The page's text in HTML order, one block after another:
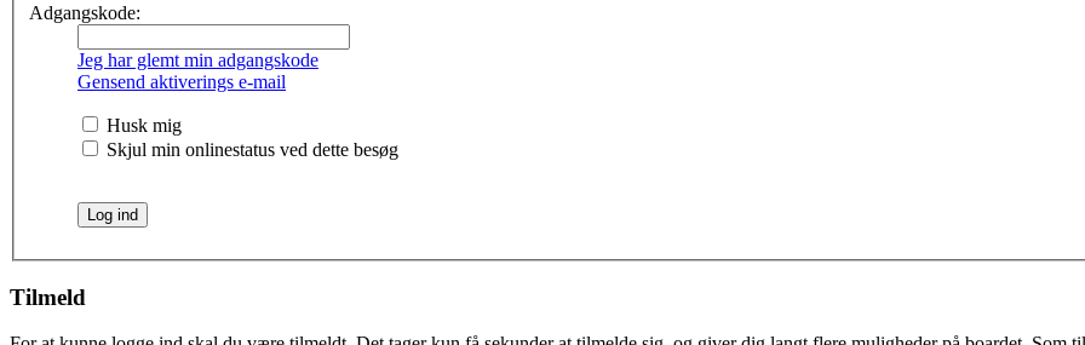
Adgangskode:
Jeg har glemt min adgangskode
Gensend aktiverings e-mail
Husk mig
Skjul min onlinestatus ved dette besøg
Tilmeld